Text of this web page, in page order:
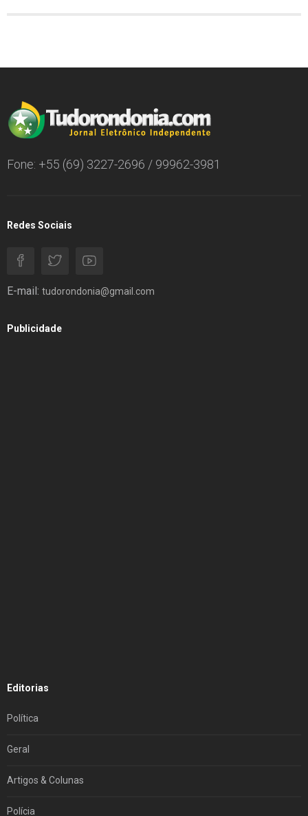
Fone: +55 (69) 3227-2696 / 99962-3981
Redes Sociais
E-mail: tudorondonia@gmail.com
Publicidade
Editorias
Política
Geral
Artigos & Colunas
Polícia